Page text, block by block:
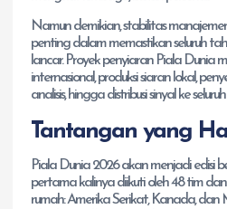
Namun demikian, stabilitas
penting dalam memastikan seluruh
lancar. Proyek penyiaran Piala Dunia
internasional, produksi siaran lokal,
analisis, hingga distribusi sinyal ke
Tantangan yang
Piala Dunia 2026 akan menjadi edisi
pertama kalinya diikuti oleh 48 tim
rumah: Amerika Serikat, Kanada, dan